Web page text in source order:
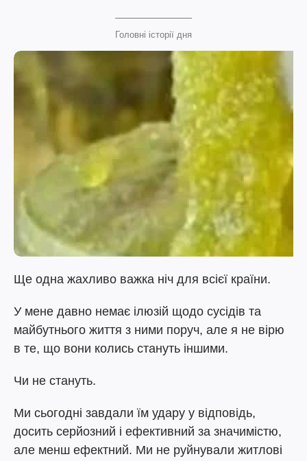
Головні історії дня
Ще одна жахливо важка ніч для всієї країни.
У мене давно немає ілюзій щодо сусідів та
майбутнього життя з ними поруч, але я не вірю
в те, що вони колись стануть іншими.
Чи не стануть.
Ми сьогодні завдали їм удару у відповідь,
досить серйозний і ефективний за значимістю,
але менш ефектний. Ми не руйнували житлові